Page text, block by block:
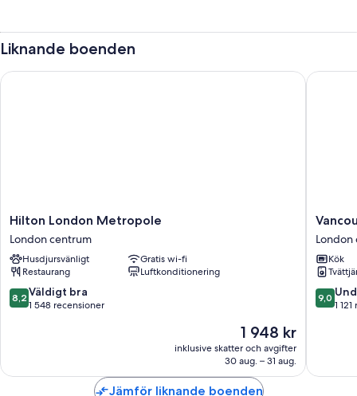
Liknande boenden
Hilton
London
Metropole
London
centrum
Hilton London Metropole
London centrum
Husdjursvänligt
Gratis wi-fi
Restaurang
Luftkonditionering
8.2
av
8,2 Väldigt bra
1 548 recensioner
Priset
1 948 kr
1 948 kr
inklusive skatter och avgifter
30 aug. – 31 aug.
Hilton London Metropole
Studios
London
centrum
London
Kök
9.0
av
9,0
1
Jämför liknande boenden